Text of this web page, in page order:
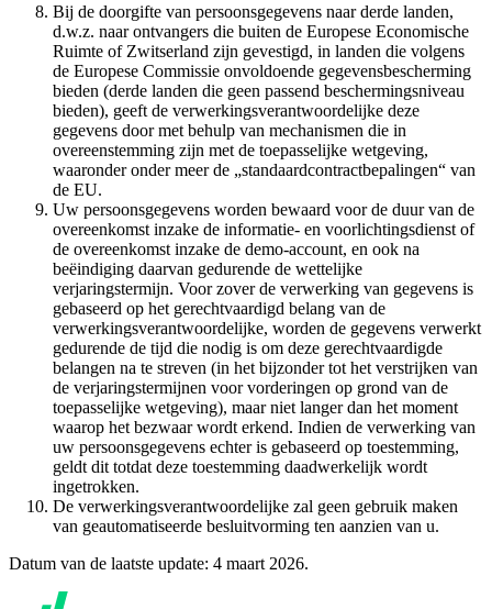
Bij de doorgifte van persoonsgegevens naar derde landen,
d.w.z. naar ontvangers die buiten de Europese Economische
Ruimte of Zwitserland zijn gevestigd, in landen die volgens
de Europese Commissie onvoldoende gegevensbescherming
bieden (derde landen die geen passend beschermingsniveau
bieden), geeft de verwerkingsverantwoordelijke deze
gegevens door met behulp van mechanismen die in
overeenstemming zijn met de toepasselijke wetgeving,
waaronder onder meer de „standaardcontractbepalingen“ van
de EU.
Uw persoonsgegevens worden bewaard voor de duur van de
overeenkomst inzake de informatie- en voorlichtingsdienst of
de overeenkomst inzake de demo-account, en ook na
beëindiging daarvan gedurende de wettelijke
verjaringstermijn. Voor zover de verwerking van gegevens is
gebaseerd op het gerechtvaardigd belang van de
verwerkingsverantwoordelijke, worden de gegevens verwerkt
gedurende de tijd die nodig is om deze gerechtvaardigde
belangen na te streven (in het bijzonder tot het verstrijken van
de verjaringstermijnen voor vorderingen op grond van de
toepasselijke wetgeving), maar niet langer dan het moment
waarop het bezwaar wordt erkend. Indien de verwerking van
uw persoonsgegevens echter is gebaseerd op toestemming,
geldt dit totdat deze toestemming daadwerkelijk wordt
ingetrokken.
De verwerkingsverantwoordelijke zal geen gebruik maken
van geautomatiseerde besluitvorming ten aanzien van u.
Datum van de laatste update: 4 maart 2026.